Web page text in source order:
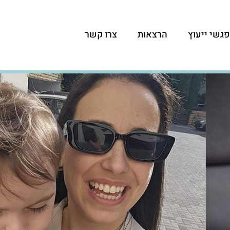
ייעוץ הרצאות צרו קשר